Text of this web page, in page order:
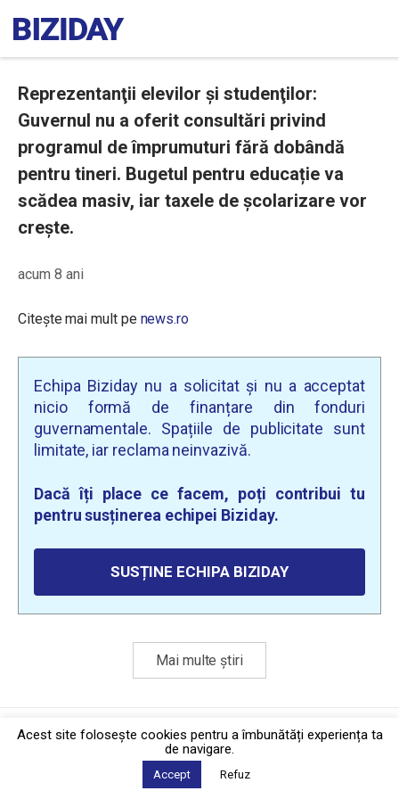
Reprezentanţii elevilor şi studenţilor:
Guvernul nu a oferit consultări privind
programul de împrumuturi fără dobândă
pentru tineri. Bugetul pentru educație va
scădea masiv, iar taxele de școlarizare vor
crește.
acum 8 ani
Citește mai mult pe news.ro
Echipa Biziday nu a solicitat și nu a acceptat
nicio formă de finanțare din fonduri
guvernamentale. Spațiile de publicitate sunt
limitate, iar reclama neinvazivă.
Dacă îți place ce facem, poți contribui tu
pentru susținerea echipei Biziday.
SUSȚINE ECHIPA BIZIDAY
Mai multe știri
Politica de confidențialitate·Contact
2026 © Biziday
Acest site foloseşte cookies pentru a îmbunătăți experiența ta
de navigare.
Accept Refuz